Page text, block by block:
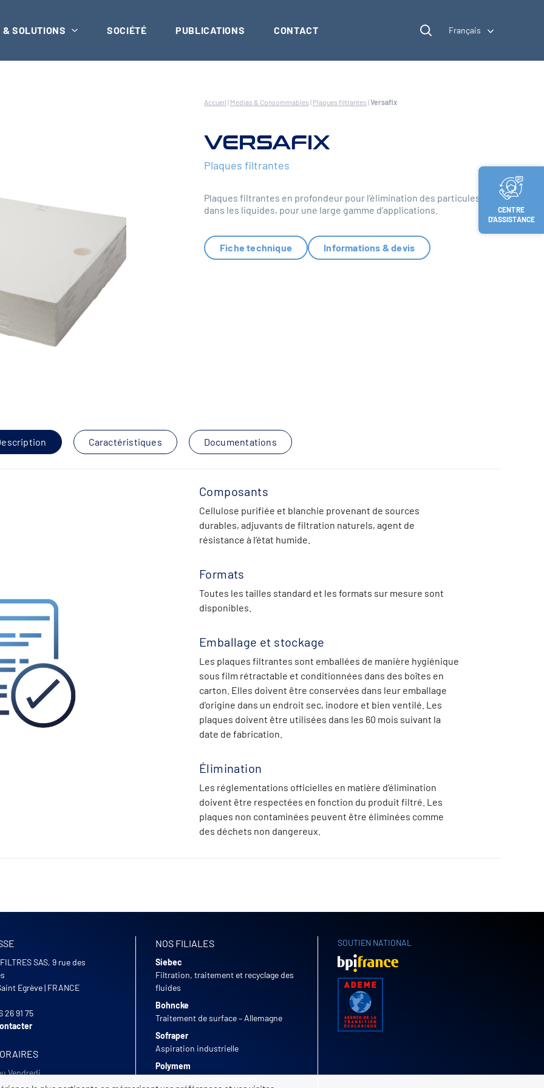
CENTRE
D’ASSISTANCE
& SOLUTIONS SOCIÉTÉ PUBLICATIONS CONTACT Français
Accueil | Médias & Consommables | Plaques filtrantes |Versafix
VERSAFIX
Plaques filtrantes
Plaques filtrantes en profondeur pour l’élimination des particules
dans les liquides, pour une large gamme d’applications.
Fiche technique Informations & devis
Caractéristiques Documentations
Composants
Cellulose purifiée et blanchie provenant de sources
durables, adjuvants de filtration naturels, agent de
résistance à l’état humide.
Formats
Toutes les tailles standard et les formats sur mesure sont
disponibles.
Emballage et stockage
Les plaques filtrantes sont emballées de manière hygiénique
sous film rétractable et conditionnées dans des boîtes en
carton. Elles doivent être conservées dans leur emballage
d’origine dans un endroit sec, inodore et bien ventilé. Les
plaques doivent être utilisées dans les 60 mois suivant la
date de fabrication.
Élimination
Les réglementations officielles en matière d’élimination
doivent être respectées en fonction du produit filtré. Les
plaques non contaminées peuvent être éliminées comme
des déchets non dangereux.
SAS, 9 rue des
Egrève| FRANCE
26 91 75
Vendredi
| 13:30 - 17:30
NOS FILIALES
Siebec
Filtration, traitement et recyclage des
fluides
Bohncke
Traitement de surface – Allemagne
Sofraper
Aspiration industrielle
Polymem
SOUTIEN NATIONAL